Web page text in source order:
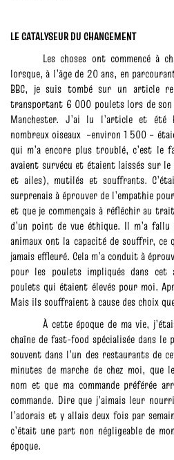
LE CATALYSEUR DU CHANGEMENT
Les choses ont commencé à
lorsque, à l’âge de 20 ans, en
BBC, je suis tombé sur un article
transportant 6 000 poulets lors de
Manchester. J’ai lu l’article et
nombreux oiseaux –environ 1 500 –
qui m’a encore plus troublé, c’est le
avaient survécu et étaient laissés sur
et ailes), mutilés et souffrants.
surprenais à éprouver de l’empathie
et que je commençais à réfléchir au
d’un point de vue éthique. Il m’a
animaux ont la capacité de souffrir, ce
jamais effleuré. Cela m’a conduit à
pour les poulets impliqués dans cet
poulets qui étaient élevés pour moi.
Mais ils souffraient à cause des choix
À cette époque de ma vie,
chaîne de fast-food spécialisée dans
souvent dans l’un des restaurants de
minutes de marche de chez moi, que
nom et que ma commande préférée
commande. Dire que j’aimais leur
l’adorais et y allais deux fois par
c’était une part non négligeable de
époque.